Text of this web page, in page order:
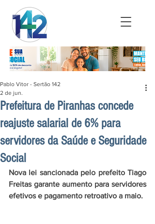
Prefeitura de Piranhas concede
reajuste salarial de 6% para
servidores da Saúde e Seguridade
Social
Pablo Vitor - Sertão 142
2 de jun.
Nova lei sancionada pelo prefeito Tiago
Freitas garante aumento para servidores
efetivos e pagamento retroativo a maio.